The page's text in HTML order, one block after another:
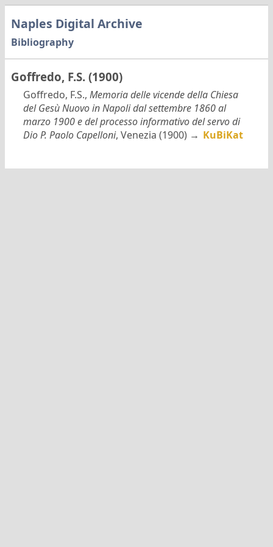
Naples Digital Archive
Bibliography
Goffredo, F.S. (1900)
Goffredo, F.S., Memoria delle vicende della Chiesa
del Gesù Nuovo in Napoli dal settembre 1860 al
marzo 1900 e del processo informativo del servo di
Dio P. Paolo Capelloni, Venezia (1900) → KuBiKat